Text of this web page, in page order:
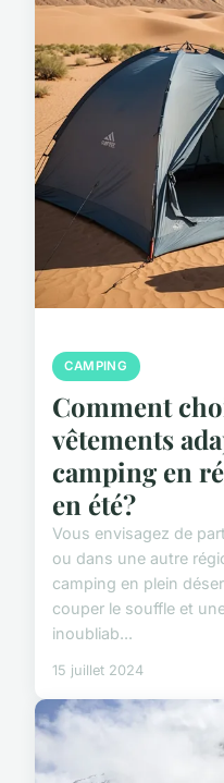
CAMPING
Comment
vêtements
camping en
en été?
Vous envisagez de
ou dans une autre
camping en plein
couper le souffle et
inoubliab...
15 juillet 2024